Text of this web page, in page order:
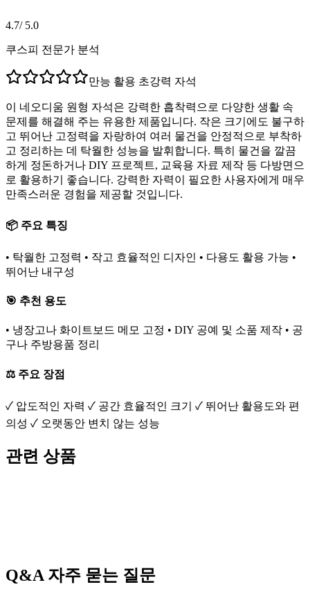
4.7/ 5.0
쿠스피 전문가 분석
만능 활용 초강력 자석
이 네오디움 원형 자석은 강력한 흡착력으로 다양한 생활 속
문제를 해결해 주는 유용한 제품입니다. 작은 크기에도 불구하
고 뛰어난 고정력을 자랑하여 여러 물건을 안정적으로 부착하
고 정리하는 데 탁월한 성능을 발휘합니다. 특히 물건을 깔끔
하게 정돈하거나 DIY 프로젝트, 교육용 자료 제작 등 다방면으
로 활용하기 좋습니다. 강력한 자력이 필요한 사용자에게 매우
만족스러운 경험을 제공할 것입니다.
📦 주요 특징
• 탁월한 고정력 • 작고 효율적인 디자인 • 다용도 활용 가능 •
뛰어난 내구성
🎯 추천 용도
• 냉장고나 화이트보드 메모 고정 • DIY 공예 및 소품 제작 • 공
구나 주방용품 정리
⚖️ 주요 장점
✓ 압도적인 자력 ✓ 공간 효율적인 크기 ✓ 뛰어난 활용도와 편
의성 ✓ 오랫동안 변치 않는 성능
관련 상품
Q&A 자주 묻는 질문